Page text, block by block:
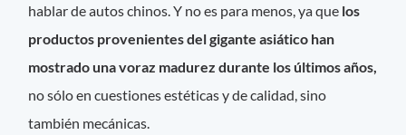
hablar de autos chinos. Y no es para menos, ya que los
productos provenientes del gigante asiático han
mostrado una voraz madurez durante los últimos años,
no sólo en cuestiones estéticas y de calidad, sino
también mecánicas.